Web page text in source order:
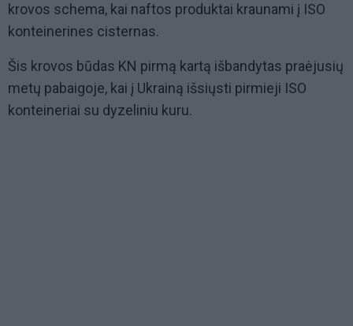
krovos schema, kai naftos produktai kraunami į ISO
konteinerines cisternas.
Šis krovos būdas KN pirmą kartą išbandytas praėjusių
metų pabaigoje, kai į Ukrainą išsiųsti pirmieji ISO
konteineriai su dyzeliniu kuru.